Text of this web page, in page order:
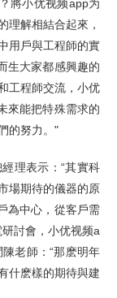
將小优视频app为
理解相結合起來，
用戶與工程師的實
生大家都感興趣的
工程師交流，小优
來能把特殊需求的
的努力。"
理表示：“其實科
場期待的儀器的原
為中心，從客戶需
討會，小优视频a
老師：“那麽明年
什麽樣的期待與建